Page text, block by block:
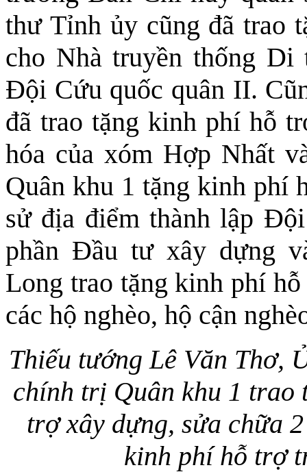
thư Tỉnh ủy cũng đã trao
cho Nhà truyền thống
Đội Cứu quốc quân II.
đã trao tặng kinh phí hỗ
hóa của xóm Hợp Nhất
Quân khu 1 tặng kinh phí
sử địa điểm thành lập
phần Đầu tư xây dựng
Long trao tặng kinh phí
các hộ nghèo, hộ cận
Thiếu tướng Lê Văn Thơ,
chính trị Quân khu 1 trao
trợ xây dựng, sửa chữa
kinh phí hỗ trợ